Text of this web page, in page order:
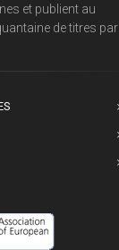
et publient au
de titres par